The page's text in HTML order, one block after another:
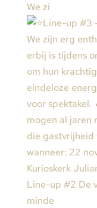
We zi
Line-up #2 De
minde